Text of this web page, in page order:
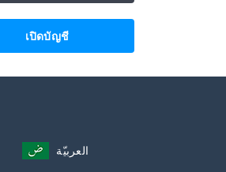
เปิดบัญชี
العربيّة